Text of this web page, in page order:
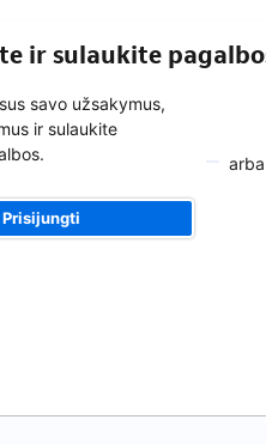
ir sulaukite
savo užsakymus,
ir sulaukite
Prisijungti
arba